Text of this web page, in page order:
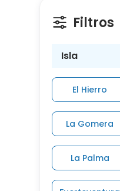
Filtros
Isla
El Hierro
La Gomera
La Palma